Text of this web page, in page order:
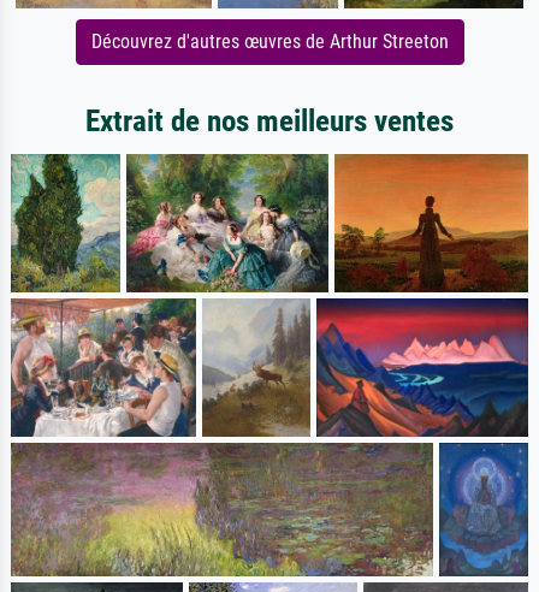
Découvrez d'autres œuvres de Arthur Streeton
Extrait de nos meilleurs ventes